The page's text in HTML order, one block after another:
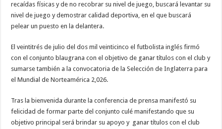
recaídas físicas y de no recobrar su nivel de juego, buscará levantar su
nivel de juego y demostrar calidad deportiva, en el que buscará
pelear un puesto en la delantera.
El veintitrés de julio del dos mil veinticinco el futbolista inglés firmó
con el conjunto blaugrana con el objetivo de ganar títulos con el club y
sumarse también a la convocatoria de la Selección de Inglaterra para
el Mundial de Norteamérica 2,026.
Tras la bienvenida durante la conferencia de prensa manifestó su
felicidad de formar parte del conjunto culé manifestando que su
objetivo principal será brindar su apoyo y ganar títulos con el club